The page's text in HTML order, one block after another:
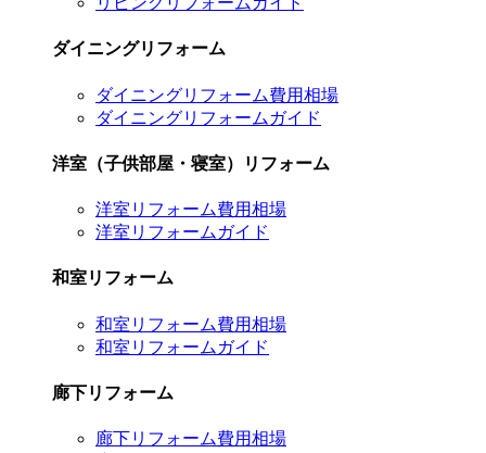
ダイニングリフォーム
ダイニングリフォーム費用相場
ダイニングリフォームガイド
洋室（子供部屋・寝室）リフォーム
洋室リフォーム費用相場
洋室リフォームガイド
和室リフォーム
和室リフォーム費用相場
和室リフォームガイド
廊下リフォーム
廊下リフォーム費用相場